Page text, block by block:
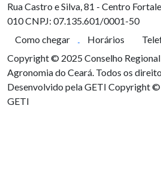
Rua Castro e Silva, 81 - Centro
010CNPJ: 07.135.601/0001-50
Como chegar
Horários
Copyright © 2025 Conselho Regional
Agronomia do Ceará. Todos os
Desenvolvido pela GETI Copyright ©
GETI